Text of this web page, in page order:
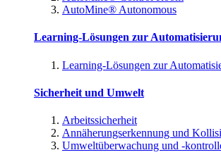
AutoMine® Autonomous
Learning-Lösungen zur
Learning-Lösungen zur
Sicherheit und Umwelt
Arbeitssicherheit
Annäherungserkennung und
Umweltüberwachung und -